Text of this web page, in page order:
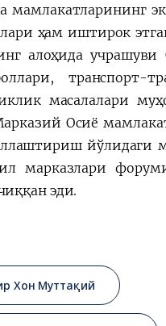
мамлакатларининг
ҳам иштирок
алоҳида учрашуви
транспорт-
масалалари
Осиё
йўлидаги
марказлари
эди.
Хон Муттақий